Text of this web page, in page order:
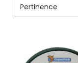
Pertinence